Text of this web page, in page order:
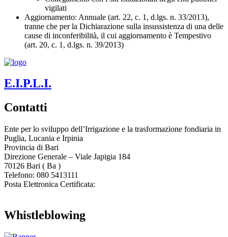
vigilati
Aggiornamento: Annuale (art. 22, c. 1, d.lgs. n. 33/2013),
tranne che per la Dichiarazione sulla insussistenza di una delle
cause di inconferibilità, il cui aggiornamento è Tempestivo
(art. 20, c. 1, d.lgs. n. 39/2013)
E.I.P.L.I.
Contatti
Ente per lo sviluppo dell’Irrigazione e la trasformazione fondiaria in
Puglia, Lucania e Irpinia
Provincia di Bari
Direzione Generale – Viale Japigia 184
70126 Bari ( Ba )
Telefono: 080 5413111
Posta Elettronica Certificata:
Whistleblowing